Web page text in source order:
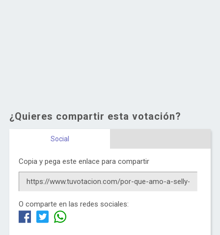
¿Quieres compartir esta votación?
Social
Copia y pega este enlace para compartir
O comparte en las redes sociales: